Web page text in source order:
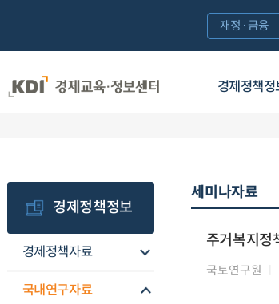
경제정책정
재정·금융
경제정책정보
경제정책자료
국내연구자료
세미나자료
주거복지정
국토연구원